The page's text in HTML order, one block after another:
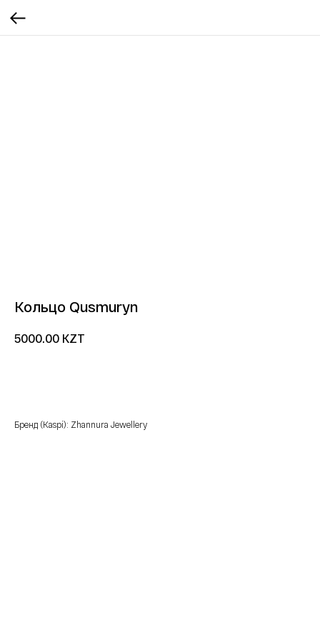
Кольцо Qusmuryn
5000.00 KZT
Бренд (Kaspi): Zhannura Jewellery